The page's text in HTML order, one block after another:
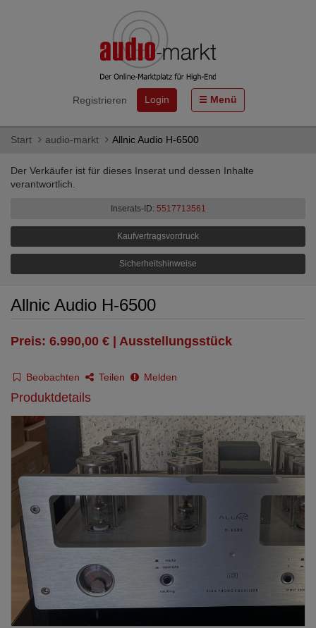
Registrieren Login Menü
Start audio-markt Allnic Audio H-6500
Der Verkäufer ist für dieses Inserat und dessen Inhalte
verantwortlich.
Inserats-ID: 5517713561
Kaufvertragsvordruck
Sicherheitshinweise
Allnic Audio H-6500
Preis: 6.990,00 € | Ausstellungsstück
Beobachten Teilen Melden
Produktdetails